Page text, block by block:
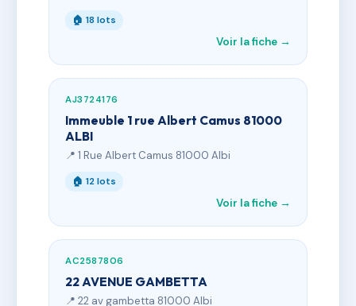
🏠 18 lots
Voir la fiche →
AJ3724176
Immeuble 1 rue Albert Camus 81000
ALBI
📍 1 Rue Albert Camus 81000 Albi
🏠 12 lots
Voir la fiche →
AC2587806
22 AVENUE GAMBETTA
📍 22 av gambetta 81000 Albi